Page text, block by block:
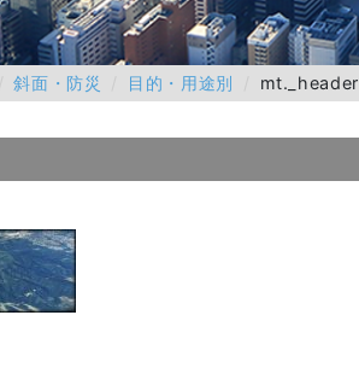
斜面・防災 目的・用途別 mt._header